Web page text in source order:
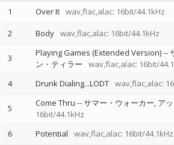
1 Over It wav,flac,alac: 16bit/44.1kHz
2
Body wav,flac,alac: 16bit/44.1kHz
3 Playing Games (Extended Version)--
ン・ティラー
wav,flac,alac: 16bit/
4 Drunk Dialing...LODT wav,flac,alac:
5 Come Thru --サマー・ウォーカー ア
16bit/44.1kHz
6 Potential wav,flac,alac: 16bit/44.1kHz